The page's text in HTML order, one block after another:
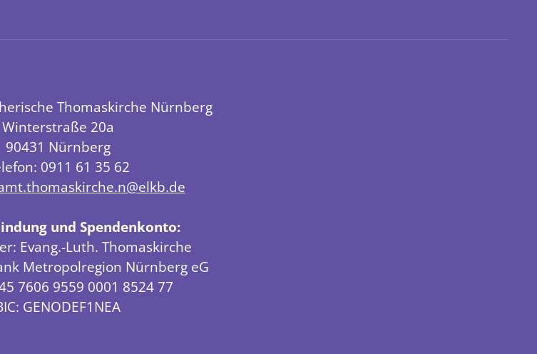
Thomaskirche Nürnberg
Winterstraße 20a
90431 Nürnberg
0911 61 35 62
und Spendenkonto:
Evang.-Luth. Thomaskirche
Metropolregion Nürnberg eG
7606 9559 0001 8524 77
GENODEF1NEA